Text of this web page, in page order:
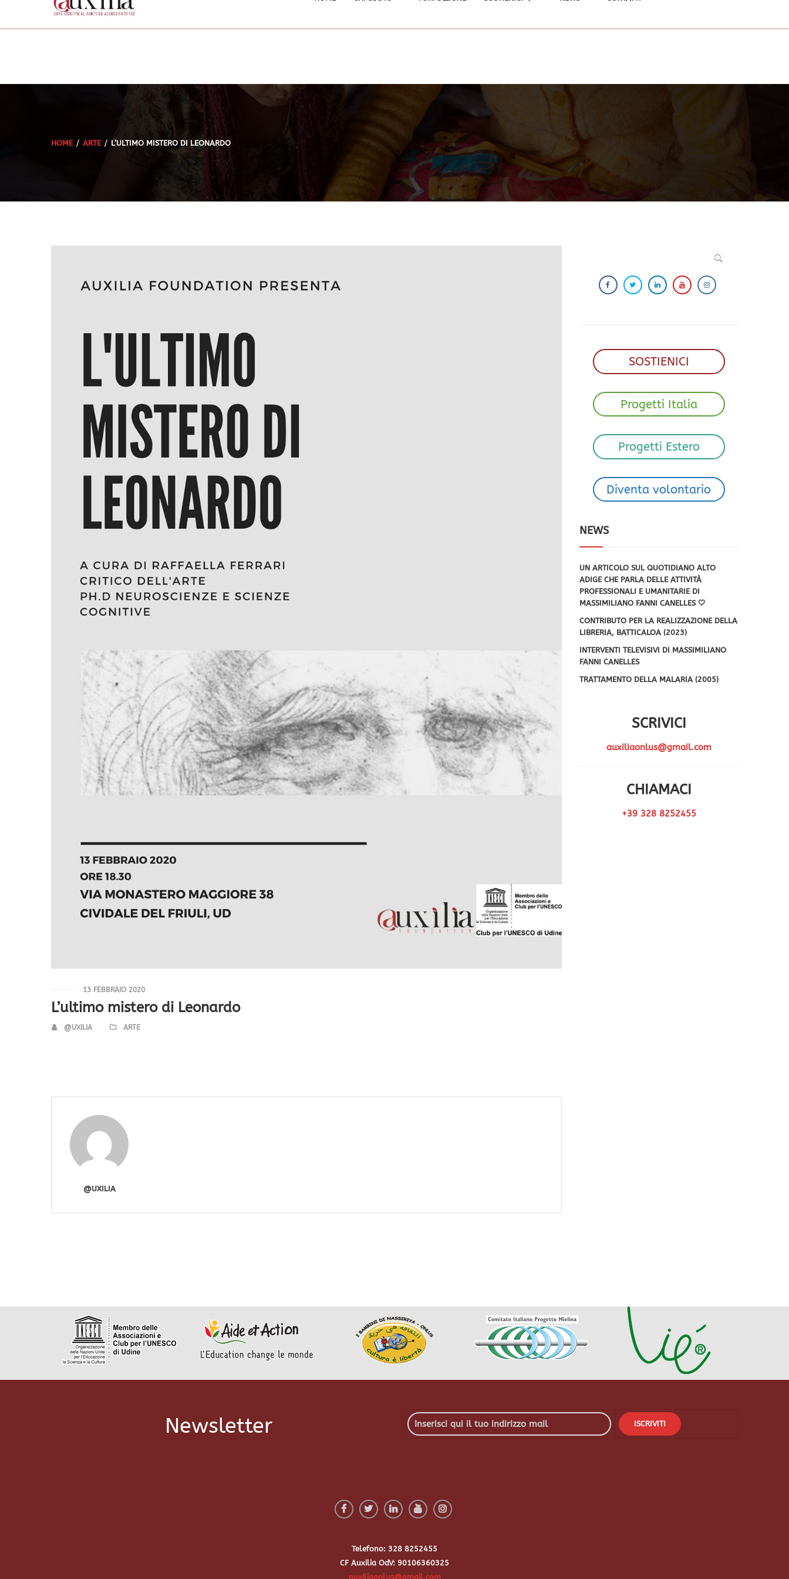
HOME ARTE L’ULTIMO MISTERO DI LEONARDO
13 FEBBRAIO 2020
L’ultimo mistero di Leonardo
@UXILIA ARTE
@UXILIA
SOSTIENICI
Progetti Italia
Progetti Estero
Diventa volontario
NEWS
UN ARTICOLO SUL QUOTIDIANO ALTO
ADIGE CHE PARLA DELLE ATTIVITÀ
PROFESSIONALI E UMANITARIE DI
MASSIMILIANO FANNI CANELLES 🤍
CONTRIBUTO PER LA REALIZZAZIONE DELLA
LIBRERIA, BATTICALOA (2023)
INTERVENTI TELEVISIVI DI MASSIMILIANO
FANNI CANELLES
TRATTAMENTO DELLA MALARIA (2005)
SCRIVICI
auxiliaonlus@gmail.com
CHIAMACI
+39 328 8252455
Newsletter
Telefono: 328 8252455
CF Auxilia OdV: 90106360325
auxiliaonlus@gmail.com